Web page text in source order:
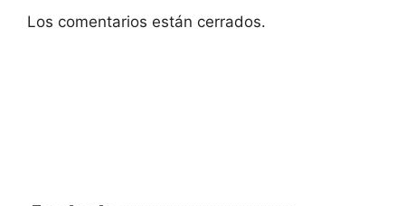
Los comentarios están cerrados.